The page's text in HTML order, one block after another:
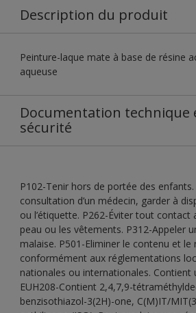
Description du produit
Peinture-laque mate à base de résine
aqueuse
Documentation technique
sécurité
P102-Tenir hors de portée des enfants.
consultation d’un médecin, garder à
ou l’étiquette. P262-Éviter tout contact
peau ou les vêtements. P312-Appeler
malaise. P501-Eliminer le contenu et le
conformément aux réglementations
nationales ou internationales. Contient
EUH208-Contient 2,4,7,9-
benzisothiazol-3(2H)-one, C(M)IT/